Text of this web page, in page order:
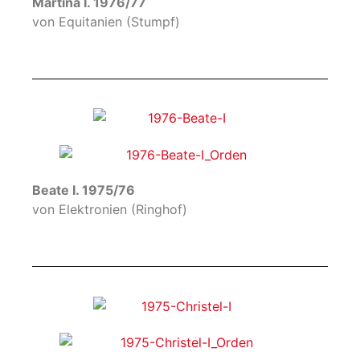
von Equitanien (Stumpf)
Beate I. 1975/76
von Elektronien (Ringhof)